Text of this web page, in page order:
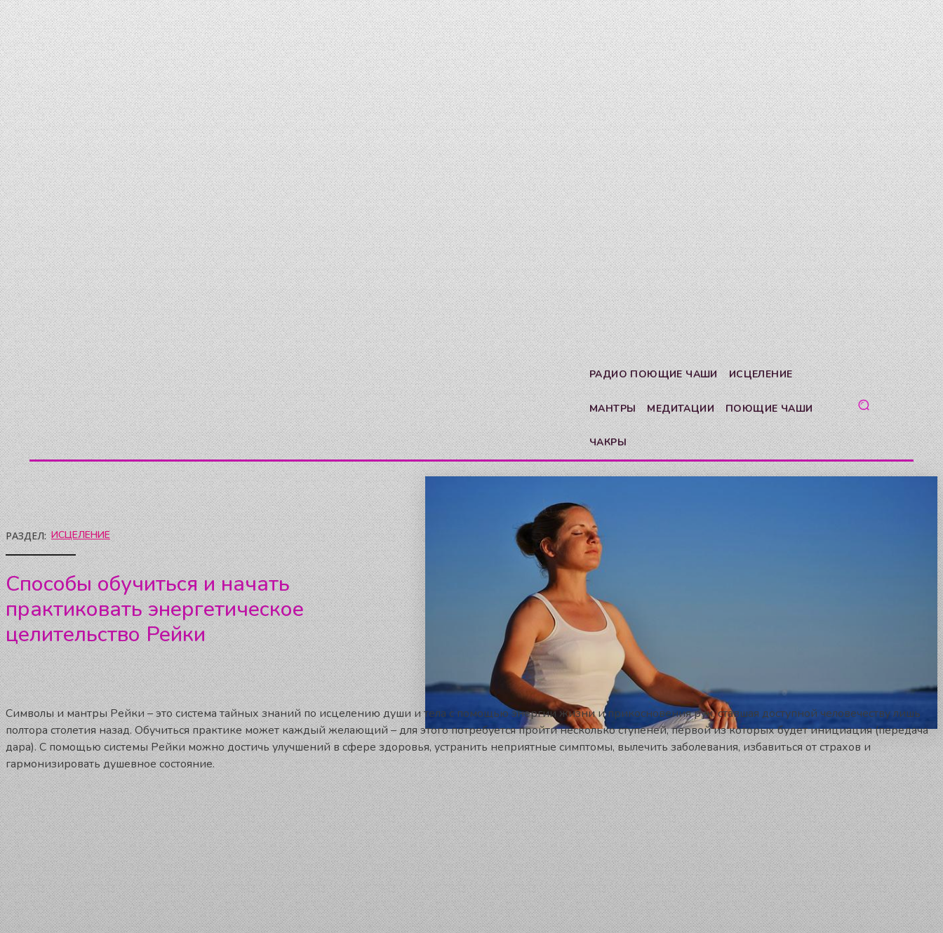
РАДИО ПОЮЩИЕ ЧАШИ ИСЦЕЛЕНИЕ
МАНТРЫ МЕДИТАЦИИ ПОЮЩИЕ ЧАШИ
ЧАКРЫ
РАЗДЕЛ: ИСЦЕЛЕНИЕ
Способы обучиться и начать
практиковать энергетическое
целительство Рейки
Символы и мантры Рейки – это система тайных знаний по исцелению души и тела с помощью энергии жизни и прикосновения рук, ставшая доступной человечеству лишь
полтора столетия назад. Обучиться практике может каждый желающий – для этого потребуется пройти несколько ступеней, первой из которых будет инициация (передача
дара). С помощью системы Рейки можно достичь улучшений в сфере здоровья, устранить неприятные симптомы, вылечить заболевания, избавиться от страхов и
гармонизировать душевное состояние.